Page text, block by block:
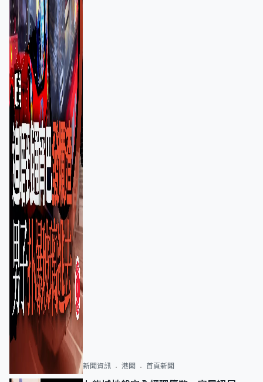
新聞資訊 港聞 首頁新聞